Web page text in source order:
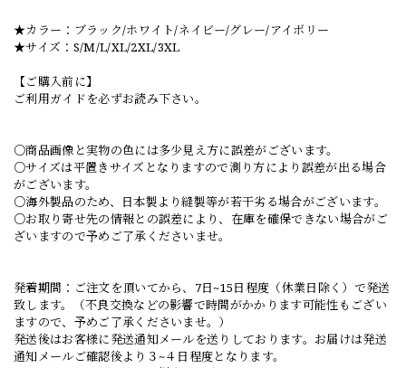
★カラー：ブラック/ホワイト/ネイビー/グレー/アイボリー
★サイズ：S/M/L/XL/2XL/3XL
【ご購入前に】
ご利用ガイドを必ずお読み下さい。
○商品画像と実物の色には多少見え方に誤差がございます。
○サイズは平置きサイズとなりますので測り方により誤差が出る場合
がございます。
○海外製品のため、日本製より縫製等が若干劣る場合がございます。
○お取り寄せ先の情報との誤差により、在庫を確保できない場合がご
ざいますので予めご了承くださいませ。
発着期間：ご注文を頂いてから、7日~15日程度（休業日除く）で発送
致します。（不良交換などの影響で時間がかかります可能性もござい
ますので、予めご了承くださいませ。）
発送後はお客様に発送通知メールを送りしております。お届けは発送
通知メールご確認後より３~４日程度となります。